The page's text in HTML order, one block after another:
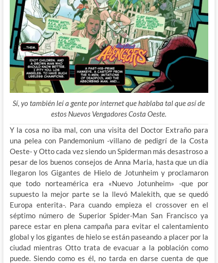
Sí, yo también leí a gente por internet que hablaba tal que así de
estos Nuevos Vengadores Costa Oeste.
Y la cosa no iba mal, con una visita del Doctor Extraño para
una pelea con Pandemonium -villano de pedigrí de la Costa
Oeste- y Otto cada vez siendo un Spiderman más desastroso a
pesar de los buenos consejos de Anna Maria, hasta que un día
llegaron los Gigantes de Hielo de Jotunheim y proclamaron
que todo norteamérica era «Nuevo Jotunheim» -que por
supuesto la mejor parte se la llevó Malekith, que se quedó
Europa enterita-. Para cuando empieza el crossover en el
séptimo número de Superior Spider-Man San Francisco ya
parece estar en plena campaña para evitar el calentamiento
global y los gigantes de hielo se están paseando a placer por la
ciudad mientras Otto trata de evacuar a la población como
puede. Siendo como es él, no tarda en darse cuenta de que